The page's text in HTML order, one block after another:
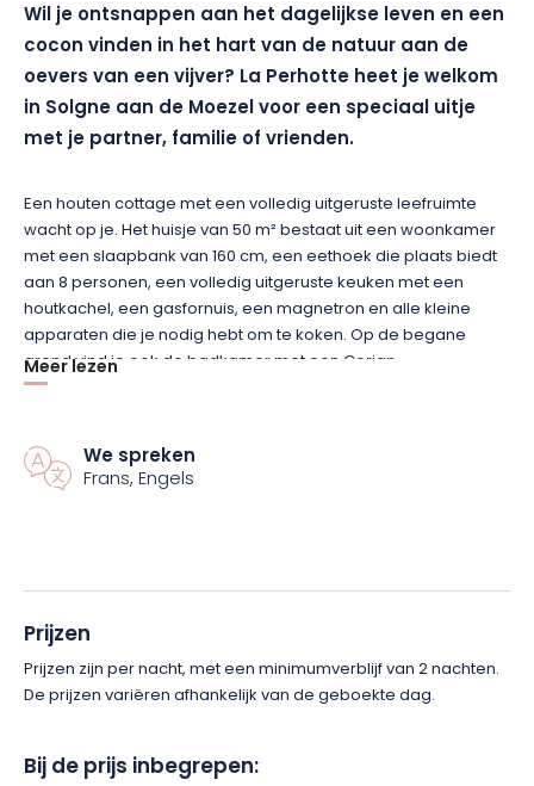
Wil je ontsnappen aan het dagelijkse leven en een
cocon vinden in het hart van de natuur aan de
oevers van een vijver? La Perhotte heet je welkom
in Solgne aan de Moezel voor een speciaal uitje
met je partner, familie of vrienden.
Een houten cottage met een volledig uitgeruste leefruimte
wacht op je. Het huisje van 50 m² bestaat uit een woonkamer
met een slaapbank van 160 cm, een eethoek die plaats biedt
aan 8 personen, een volledig uitgeruste keuken met een
houtkachel, een gasfornuis, een magnetron en alle kleine
apparaten die je nodig hebt om te koken. Op de begane
grond vind je ook de badkamer met een Corian
douchecabine en regendouche. Bovenaan de trap is de
uitschuifbed voor twee kinderen.
De gîte ligt in de gemeente Solgne, op slechts 20 minuten van
Nancy.
Meer lezen
We spreken
Frans, Engels
Prijzen
Prijzen zijn per nacht, met een minimumverblijf van 2 nachten.
De prijzen variëren afhankelijk van de geboekte dag.
Bij de prijs inbegrepen: